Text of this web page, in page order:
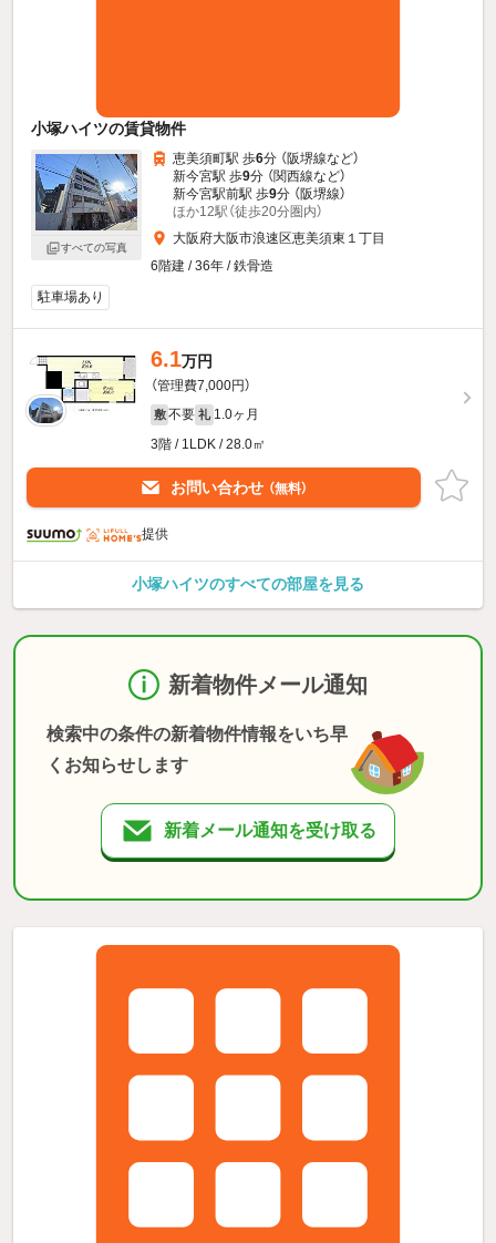
小塚ハイツの賃貸物件
すべての写真
恵美須町駅 歩6分 （阪堺線など）
新今宮駅 歩9分 （関西線など）
新今宮駅前駅 歩9分 （阪堺線）
ほか12駅（徒歩20分圏内）
大阪府大阪市浪速区恵美須東１丁目
6階建 / 36年 / 鉄骨造
駐車場あり
6.1万円
（管理費7,000円）
敷 不要 礼 1.0ヶ月
3階 / 1LDK / 28.0㎡
お問い合わせ （無料）
提供
小塚ハイツのすべての部屋を見る
新着物件メール通知
検索中の条件の新着物件情報をいち早
くお知らせします
新着メール通知を受け取る